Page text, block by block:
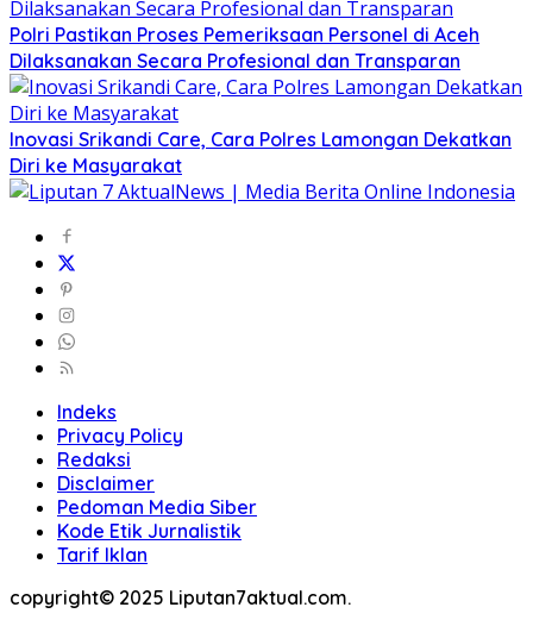
Polri Pastikan Proses Pemeriksaan Personel di Aceh
Dilaksanakan Secara Profesional dan Transparan
Inovasi Srikandi Care, Cara Polres Lamongan Dekatkan
Diri ke Masyarakat
Indeks
Privacy Policy
Redaksi
Disclaimer
Pedoman Media Siber
Kode Etik Jurnalistik
Tarif Iklan
copyright© 2025 Liputan7aktual.com.